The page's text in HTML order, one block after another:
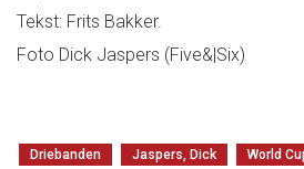
Tekst: Frits Bakker.
Foto Dick Jaspers (Five&|Six)
Driebanden Jaspers, Dick World